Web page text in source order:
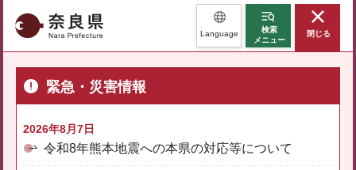
奈良県 Language
検索
メニュー
閉じる
緊急・災害情報
2026年8月7日
令和8年熊本地震への本県の対応等について